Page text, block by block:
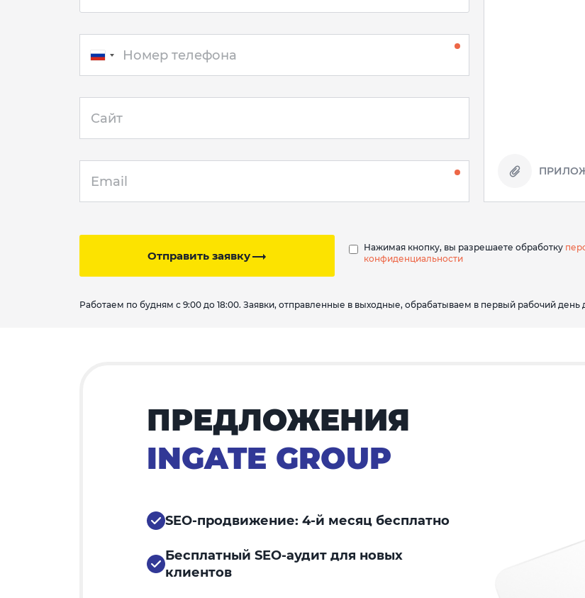
Отправить заявку
Нажимая кнопку, вы разрешаете обработку
конфиденциальности
Работаем по будням с 9:00 до 18:00. Заявки, отправленные в выходные, обрабатываем в первый рабочий день
ПРЕДЛОЖЕНИЯ
INGATE GROUP
SEO-продвижение: 4-й месяц бесплатно
Бесплатный SEO-аудит для новых
клиентов